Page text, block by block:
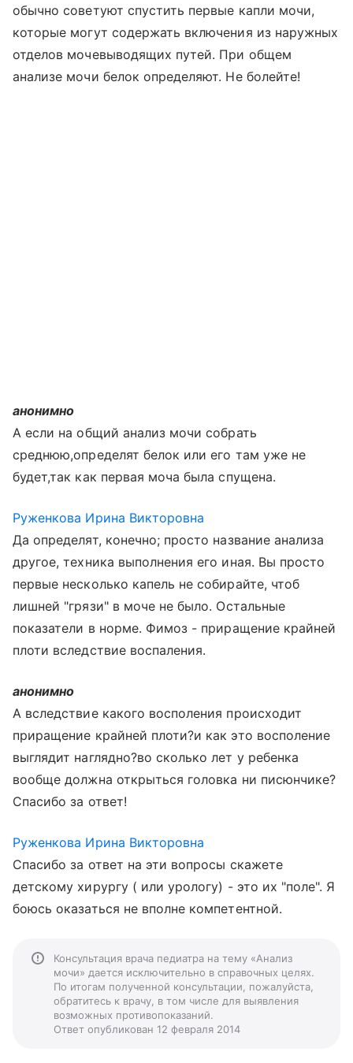
обычно советуют спустить первые капли мочи,
которые могут содержать включения из наружных
отделов мочевыводящих путей. При общем
анализе мочи белок определяют. Не болейте!
анонимно
А если на общий анализ мочи собрать
среднюю,определят белок или его там уже не
будет,так как первая моча была спущена.
Руженкова Ирина Викторовна
Да определят, конечно; просто название анализа
другое, техника выполнения его иная. Вы просто
первые несколько капель не собирайте, чтоб
лишней "грязи" в моче не было. Остальные
показатели в норме. Фимоз - приращение крайней
плоти вследствие воспаления.
анонимно
А вследствие какого восполения происходит
приращение крайней плоти?и как это восполение
выглядит наглядно?во сколько лет у ребенка
вообще должна открыться головка ни писюнчике?
Спасибо за ответ!
Руженкова Ирина Викторовна
Спасибо за ответ на эти вопросы скажете
детскому хирургу ( или урологу) - это их "поле". Я
боюсь оказаться не вполне компетентной.
Консультация врача педиатра на тему «Анализ
мочи» дается исключительно в справочных целях.
По итогам полученной консультации, пожалуйста,
обратитесь к врачу, в том числе для выявления
возможных противопоказаний.
Ответ опубликован 12 февраля 2014